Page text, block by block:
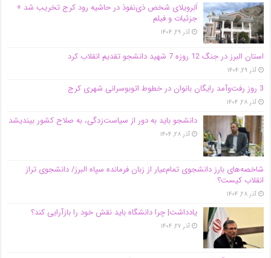
اَبَر‌ویلای شخص ذی‌نفوذ در حاشیه‌ رود کرج تخریب شد +
جزئیات و فیلم
آذر ۲۹, ۱۴۰۴
استان البرز در جنگ 12 روزه 7 شهید دانشجو تقدیم انقلاب کرد
آذر ۲۹, ۱۴۰۴
3 روز رفت‌وآمد رایگان بانوان در خطوط اتوبوسرانی شهری کرج
آذر ۲۸, ۱۴۰۴
دانشجو باید به دور از سیاست‌زدگی، به صلاح کشور بیندیشد
آذر ۲۸, ۱۴۰۴
شاخصه‌های بارز دانشجوی تمام‌عیار از زبان فرمانده سپاه البرز/ دانشجوی تراز
انقلاب کیست؟
آذر ۲۸, ۱۴۰۴
یادداشت| چرا دانشگاه باید نقش خود را بازآرایی کند؟
آذر ۲۷, ۱۴۰۴